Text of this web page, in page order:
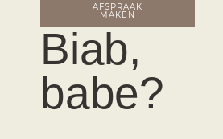
AFSPRAAK
MAKEN
Biab,
babe?